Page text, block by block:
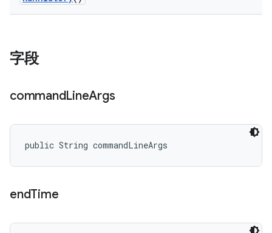
字段
commandLineArgs
public String commandLineArgs
endTime